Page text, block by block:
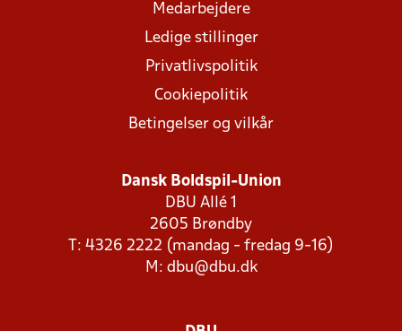
Medarbejdere
Ledige stillinger
Privatlivspolitik
Cookiepolitik
Betingelser og vilkår
Dansk Boldspil-Union
DBU Allé 1
2605 Brøndby
T: 4326 2222 (mandag - fredag 9-16)
M: dbu@dbu.dk